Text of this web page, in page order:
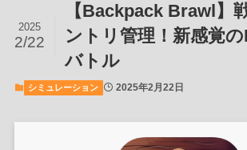
【Backpack Brawl】
ントリ管理！新感覚
バトル
2025
2/22
シミュレーション 2025年2月22日